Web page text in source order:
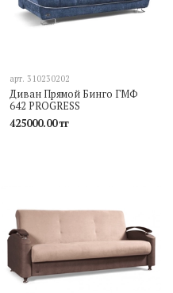
арт. 310230202
Диван Прямой Бинго ГМФ
642 PROGRESS
425000.00 тг